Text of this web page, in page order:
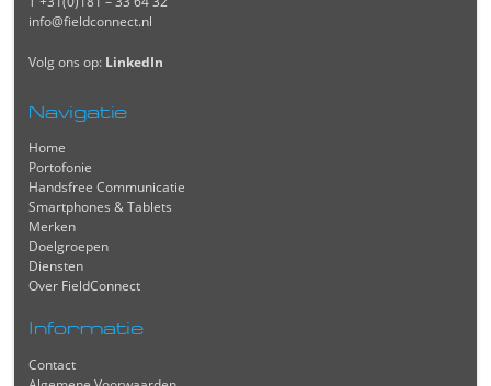
info@fieldconnect.nl
Volg ons op: LinkedIn
Navigatie
Home
Portofonie
Handsfree Communicatie
Smartphones & Tablets
Merken
Doelgroepen
Diensten
Over FieldConnect
Informatie
Contact